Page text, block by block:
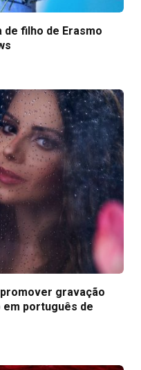
de filho de Erasmo
gravação
em português de